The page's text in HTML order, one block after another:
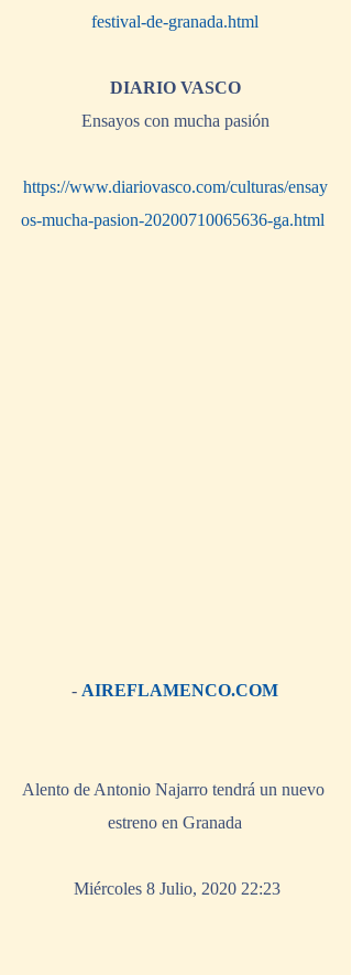
festival-de-granada.html
DIARIO VASCO
Ensayos con mucha pasión
https://www.diariovasco.com/culturas/ensay
os-mucha-pasion-20200710065636-ga.html
- AIREFLAMENCO.COM
Alento de Antonio Najarro tendrá un nuevo
estreno en Granada
Miércoles 8 Julio, 2020 22:23